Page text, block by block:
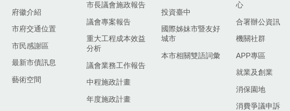
府徽介紹
市府交通位置
市民感謝區
最新市債訊息
藝術空間
市長議會施政報告
議會專案報告
重大工程成本效益
分析
議會業務工作報告
中程施政計畫
年度施政計畫
投資臺中
國際姊妹市暨友好
城市
本市相關雙語詞彙
心
合署辦公資訊
機關社群
APP專區
就業及創業
消保園地
消費爭議申訴